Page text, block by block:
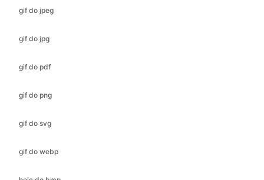
gif do pdf
gif do png
gif do svg
gif do webp
heic do bmp
heic do gif